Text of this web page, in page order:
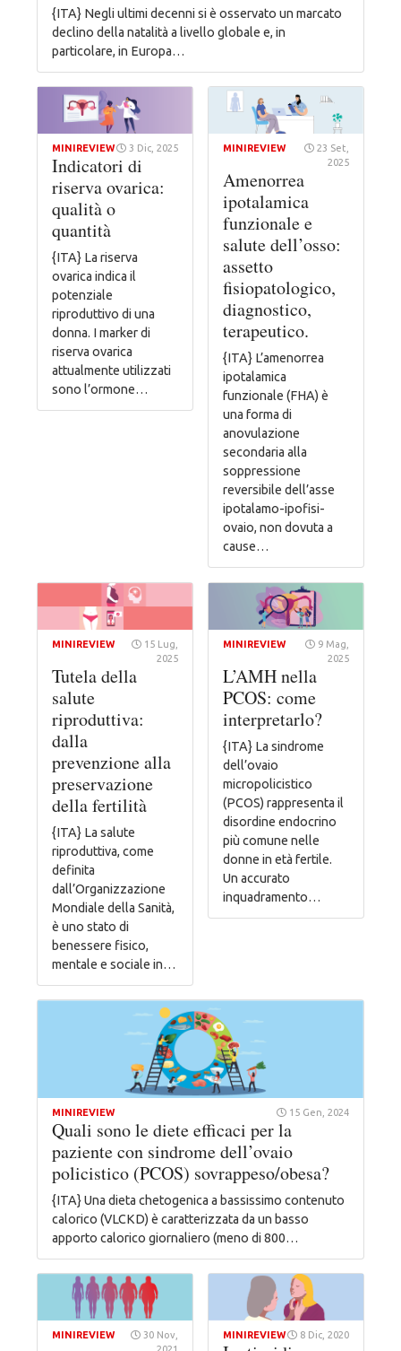
{ITA} Negli ultimi decenni si è osservato un marcato
declino della natalità a livello globale e, in
particolare, in Europa…
MINIREVIEW 3 Dic, 2025
Indicatori di
riserva ovarica:
qualità o
quantità
{ITA} La riserva
ovarica indica il
potenziale
riproduttivo di una
donna. I marker di
riserva ovarica
attualmente utilizzati
sono l’ormone…
MINIREVIEW
23 Set,
2025
Amenorrea
ipotalamica
funzionale e
salute dell’osso:
assetto
fisiopatologico,
diagnostico,
terapeutico.
{ITA} L’amenorrea
ipotalamica
funzionale (FHA) è
una forma di
anovulazione
secondaria alla
soppressione
reversibile dell’asse
ipotalamo-ipofisi-
ovaio, non dovuta a
cause…
MINIREVIEW
15 Lug,
2025
Tutela della
salute
riproduttiva:
dalla
prevenzione alla
preservazione
della fertilità
{ITA} La salute
riproduttiva, come
definita
dall’Organizzazione
Mondiale della Sanità,
è uno stato di
benessere fisico,
mentale e sociale in…
MINIREVIEW
9 Mag,
2025
L’AMH nella
PCOS: come
interpretarlo?
{ITA} La sindrome
dell’ovaio
micropolicistico
(PCOS) rappresenta il
disordine endocrino
più comune nelle
donne in età fertile.
Un accurato
inquadramento…
MINIREVIEW 15 Gen, 2024
Quali sono le diete efficaci per la
paziente con sindrome dell’ovaio
policistico (PCOS) sovrappeso/obesa?
{ITA} Una dieta chetogenica a bassissimo contenuto
calorico (VLCKD) è caratterizzata da un basso
apporto calorico giornaliero (meno di 800…
MINIREVIEW
30 Nov,
MINIREVIEW 8 Dic, 2020